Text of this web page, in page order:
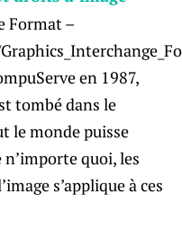
Format –
en 1987,
tombé dans le
le monde puisse
quoi, les
s’applique à ces